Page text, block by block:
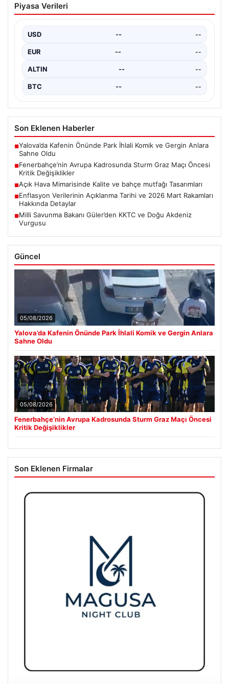
02.08.2026
yatacak? SGK, Bağ-Kur, Emekli Sandığı
USD -- --
EUR -- --
ALTIN -- --
BTC -- --
Son Eklenen Haberler
■Yalova’da Kafenin Önünde Park İhlali Komik ve Gergin Anlara
Sahne Oldu
■Fenerbahçe’nin Avrupa Kadrosunda Sturm Graz Maçı Öncesi
Kritik Değişiklikler
Açık Hava Mimarisinde Kalite ve bahçe mutfağı Tasarımları
■Enflasyon Verilerinin Açıklanma Tarihi ve 2026 Mart Rakamları
Hakkında Detaylar
■Milli Savunma Bakanı Güler’den KKTC ve Doğu Akdeniz
Vurgusu
Güncel
05/08/2026
Sahne Oldu
05/08/2026
Kritik Değişiklikler
Son Eklenen Firmalar